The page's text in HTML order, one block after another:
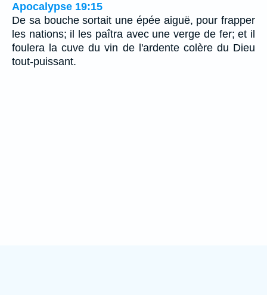
Apocalypse 19:15
De sa bouche sortait une épée aiguë, pour frapper
les nations; il les paîtra avec une verge de fer; et il
foulera la cuve du vin de l'ardente colère du Dieu
tout-puissant.